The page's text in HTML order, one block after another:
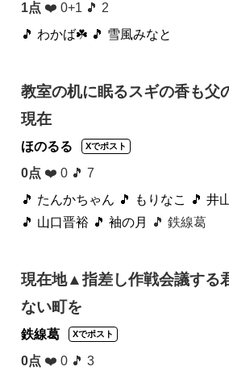
1点 ❤️ 0+1 🎵 2
🎵 わかば☘️ 🎵 雪風みなと
教室の机に眠るスギの香も父
現在
ほのるる Xでポスト
0点 ❤️ 0 🎵 7
🎵 たんかちゃん 🎵 もりなこ 🎵 井
🎵 山口晋裕 🎵 袖の月 🎵 鉄線葛
現在地▲指差し作戦会議する
ない町を
鉄線葛 Xでポスト
0点 ❤️ 0 🎵 3